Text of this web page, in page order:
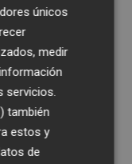
de
haberse
los hechos
era
únicos
medir
servicios.
también
estos y
de